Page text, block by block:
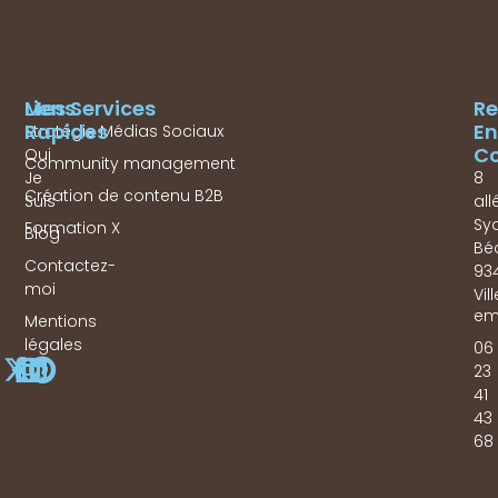
Mes Services
Stratégie Médias Sociaux
Community management
Création de contenu B2B
Formation X
Liens
Rapides
Qui
Je
Suis
Blog
Contactez-
moi
Mentions
légales
En
8
06
23
41
43
68